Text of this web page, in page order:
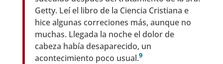
Getty. Leí el libro de la Ciencia Cristiana e
hice algunas correciones más, aunque no
muchas. Llegada la noche el dolor de
cabeza había desaparecido, un
acontecimiento poco usual.9